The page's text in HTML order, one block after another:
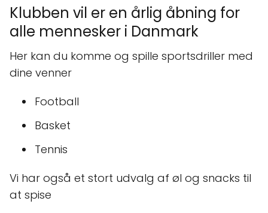
Klubben vil er en årlig åbning for
alle mennesker i Danmark
Her kan du komme og spille sportsdriller med
dine venner
Football
Basket
Tennis
Vi har også et stort udvalg af øl og snacks til
at spise